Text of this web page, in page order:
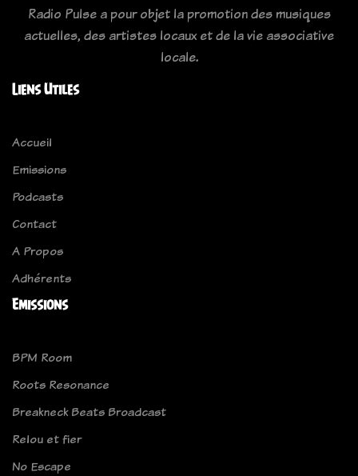
Radio Pulse a pour objet la promotion des musiques
actuelles, des artistes locaux et de la vie associative
locale.
Liens Utiles
Accueil
Emissions
Podcasts
Contact
A Propos
Adhérents
Emissions
BPM Room
Roots Resonance
Breakneck Beats Broadcast
Relou et fier
No Escape